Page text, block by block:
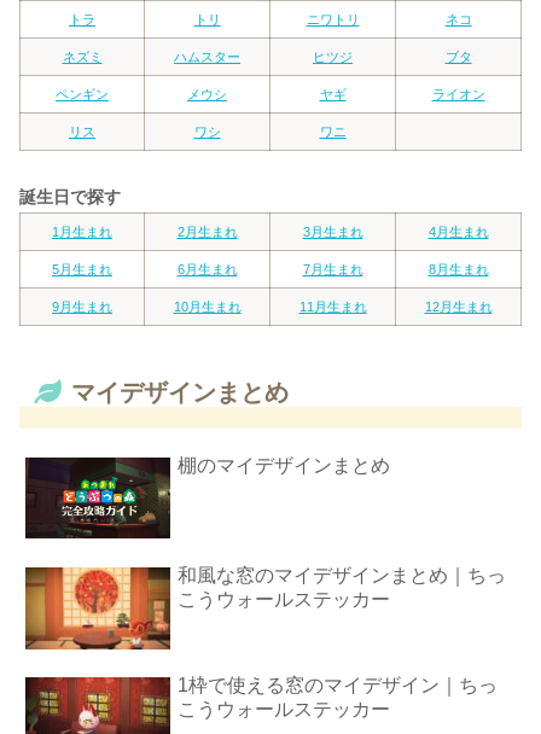
トラ トリ ニワトリ ネコ
ネズミ ハムスター ヒツジ ブタ
ペンギン メウシ ヤギ ライオン
リス ワシ ワニ
誕生日で探す
1月生まれ 2月生まれ 3月生まれ 4月生まれ
5月生まれ 6月生まれ 7月生まれ 8月生まれ
9月生まれ 10月生まれ 11月生まれ 12月生まれ
マイデザインまとめ
棚のマイデザインまとめ
和風な窓のマイデザインまとめ｜ちっ
こうウォールステッカー
1枠で使える窓のマイデザイン｜ちっ
こうウォールステッカー